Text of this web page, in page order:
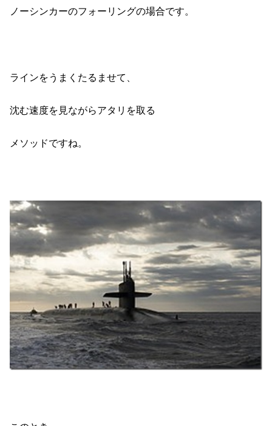
ノーシンカーのフォーリングの場合です。
ラインをうまくたるませて、
沈む速度を見ながらアタリを取る
メソッドですね。